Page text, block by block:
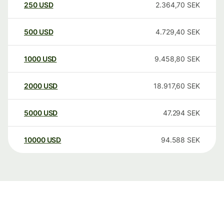
250 USD 2.364,70 SEK
500 USD 4.729,40 SEK
1000 USD 9.458,80 SEK
2000 USD 18.917,60 SEK
5000 USD 47.294 SEK
10000 USD 94.588 SEK